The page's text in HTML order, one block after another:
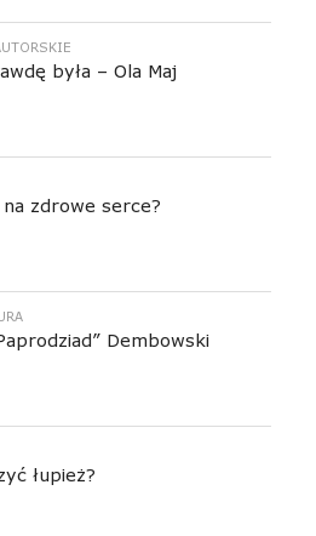
była – Ola Maj
na zdrowe serce?
Dembowski
łupież?